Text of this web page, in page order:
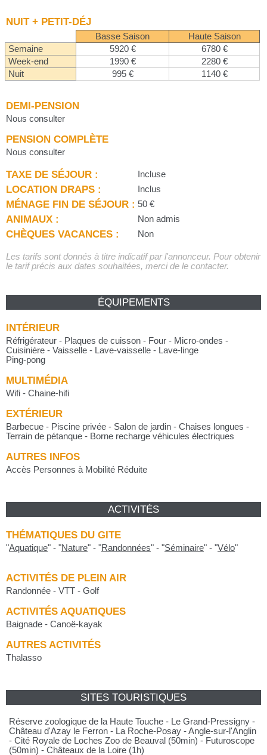
NUIT + PETIT-DÉJ
Basse Saison
Haute Saison
Semaine
5920 €
6780 €
Week-end
1990 €
2280 €
Nuit
995 € 1140 €
DEMI-PENSION
Nous consulter
PENSION COMPLÈTE
Nous consulter
TAXE DE SÉJOUR : Incluse
LOCATION DRAPS : Inclus
MÉNAGE FIN DE SÉJOUR : 50 €
ANIMAUX : Non admis
CHÈQUES VACANCES : Non
Les tarifs sont donnés à titre indicatif par l'annonceur. Pour obtenir
le tarif précis aux dates souhaitées, merci de le contacter.
ÉQUIPEMENTS
INTÉRIEUR
Réfrigérateur - Plaques de cuisson - Four - Micro-ondes -
Cuisinière - Vaisselle - Lave-vaisselle - Lave-linge
Ping-pong
MULTIMÉDIA
Wifi - Chaine-hifi
EXTÉRIEUR
Barbecue - Piscine privée - Salon de jardin - Chaises longues -
Terrain de pétanque - Borne recharge véhicules électriques
AUTRES INFOS
Accès Personnes à Mobilité Réduite
ACTIVITÉS
THÉMATIQUES DU GITE
"Aquatique" - "Nature" - "Randonnées" - "Séminaire" - "Vélo"
ACTIVITÉS DE PLEIN AIR
Randonnée - VTT - Golf
ACTIVITÉS AQUATIQUES
Baignade - Canoë-kayak
AUTRES ACTIVITÉS
Thalasso
SITES TOURISTIQUES
Réserve zoologique de la Haute Touche - Le Grand-Pressigny -
Château d'Azay le Ferron - La Roche-Posay - Angle-sur-l'Anglin
- Cité Royale de Loches Zoo de Beauval (50min) - Futuroscope
(50min) - Châteaux de la Loire (1h)